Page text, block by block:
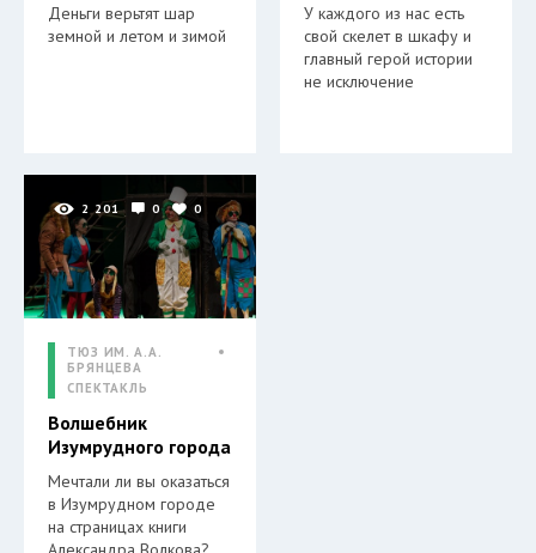
Деньги верьтят шар
земной и летом и зимой
У каждого из нас есть
свой скелет в шкафу и
главный герой истории
не исключение
2 201 0 0
ТЮЗ ИМ. А.А.
БРЯНЦЕВА
СПЕКТАКЛЬ
Волшебник
Изумрудного города
Мечтали ли вы оказаться
в Изумрудном городе
на страницах книги